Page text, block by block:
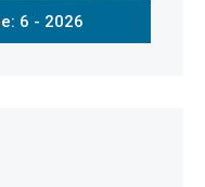
6 - 2026